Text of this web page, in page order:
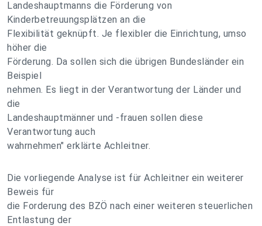
Landeshauptmanns die Förderung von
Kinderbetreuungsplätzen an die
Flexibilität geknüpft. Je flexibler die Einrichtung, umso
höher die
Förderung. Da sollen sich die übrigen Bundesländer ein
Beispiel
nehmen. Es liegt in der Verantwortung der Länder und
die
Landeshauptmänner und -frauen sollen diese
Verantwortung auch
wahrnehmen" erklärte Achleitner.
Die vorliegende Analyse ist für Achleitner ein weiterer
Beweis für
die Forderung des BZÖ nach einer weiteren steuerlichen
Entlastung der